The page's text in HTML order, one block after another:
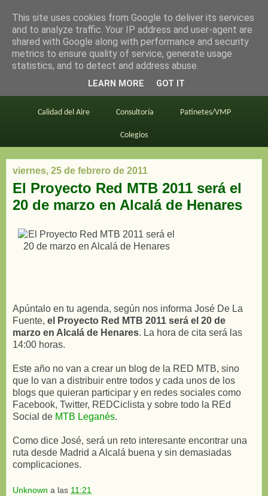
en bici por madrid
Este blog BiciMAD Primeros consejos
Calidad del Aire Consultoría Patinetes/VMP
Colegios
viernes, 25 de febrero de 2011
El Proyecto Red MTB 2011 será el
20 de marzo en Alcalá de Henares
Apúntalo en tu agenda, según nos informa José De La
Fuente, el Proyecto Red MTB 2011 será el 20 de
marzo en Alcalá de Henares. La hora de cita será las
14:00 horas.
Este año no van a crear un blog de la RED MTB, sino
que lo van a distribuir entre todos y cada unos de los
blogs que quieran participar y en redes sociales como
Facebook, Twitter, REDCiclista y sobre todo la REd
Social de MTB Leganés.
Como dice José, será un reto interesante encontrar una
ruta desde Madrid a Alcalá buena y sin demasiadas
complicaciones.
Unknown a las 11:21
This site uses cookies from Google to deliver its services
and to analyze traffic. Your IP address and user-agent are
shared with Google along with performance and security
metrics to ensure quality of service, generate usage
statistics, and to detect and address abuse.
LEARN MORE GOT IT